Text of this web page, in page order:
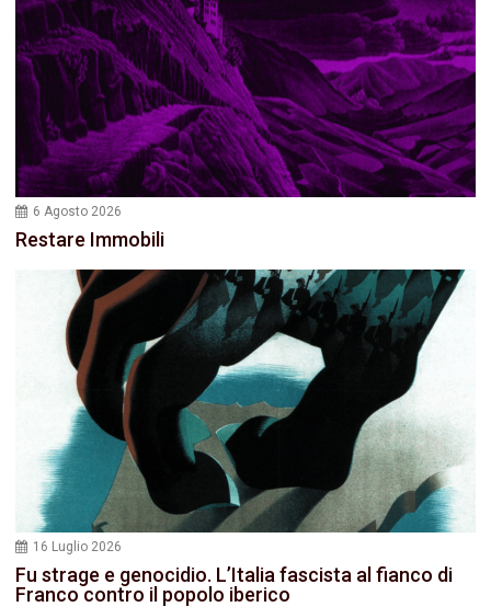
6 Agosto 2026
Restare Immobili
16 Luglio 2026
Fu strage e genocidio. L’Italia fascista al fianco di
Franco contro il popolo iberico